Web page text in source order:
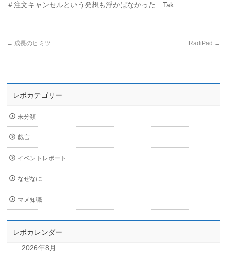
＃注文キャンセルという発想も浮かばなかった…Tak
← 成長のヒミツ RadiPad →
レポカテゴリー
未分類
戯言
イベントレポート
なぜなに
マメ知識
レポカレンダー
2026年8月